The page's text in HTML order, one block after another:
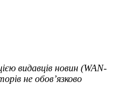
видавців новин (WAN-
не обов’язково